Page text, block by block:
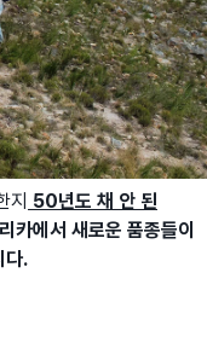
지 50년도 채 안 된
카에서 새로운 품종들이
다.